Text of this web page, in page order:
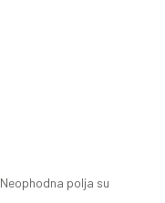
Neophodna polja su